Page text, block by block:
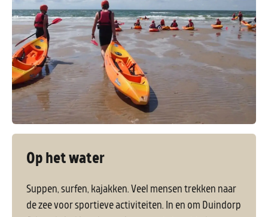
Op het water
Suppen, surfen, kajakken. Veel mensen trekken naar
de zee voor sportieve activiteiten. In en om Duindorp